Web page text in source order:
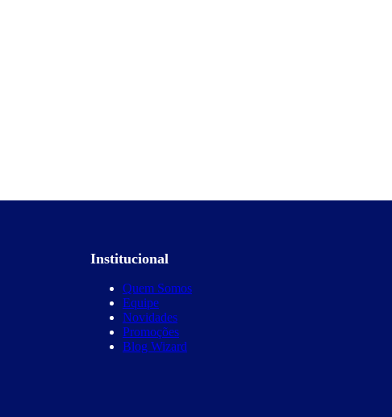
Institucional
Quem Somos
Equipe
Novidades
Promoções
Blog Wizard